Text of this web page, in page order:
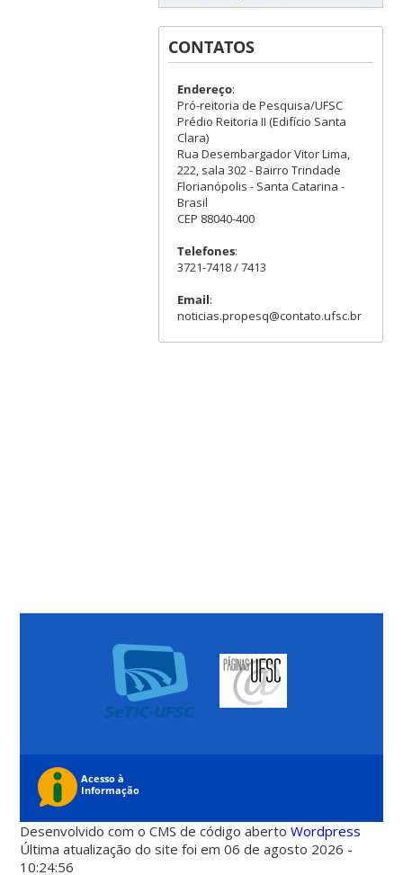
CONTATOS
Endereço:
Pró-reitoria de Pesquisa/UFSC
Prédio Reitoria II (Edifício Santa
Clara)
Rua Desembargador Vitor Lima,
222, sala 302 - Bairro Trindade
Florianópolis - Santa Catarina -
Brasil
CEP 88040-400
Telefones:
3721-7418 / 7413
Email:
noticias.propesq@contato.ufsc.br
Desenvolvido com o CMS de código abertoWordpress
Última atualização do site foi em 06 de agosto 2026 -
10:24:56